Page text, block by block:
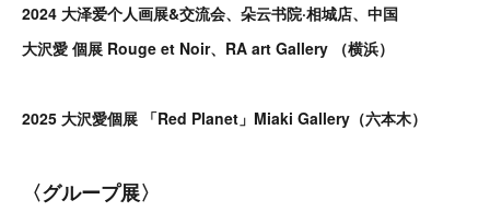
2024 大泽爱个人画展&交流会、朵云书院·相城店、中国
大沢愛 個展 Rouge et Noir、RA art Gallery （横浜）
2025 大沢愛個展 「Red Planet」Miaki Gallery（六本木）
〈グループ展〉